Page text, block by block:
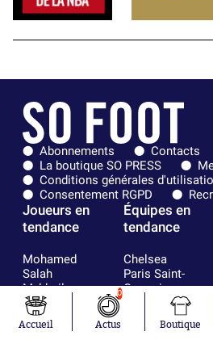
Abonnements
Contacts
La boutique SO PRESS
Conditions générales
Consentement RGPD
Joueurs en
tendance
Mohamed
Salah
Mykhailo
Mudryk
Neymar
Khalis Merah
Équipes en
tendance
Chelsea
Paris Saint-
Germain
Bordeaux
Olympique
lyonnais
Accueil
0
Actus Boutique